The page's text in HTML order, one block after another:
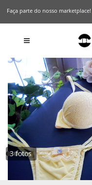
Faça parte do nosso marketplace!
3 fotos